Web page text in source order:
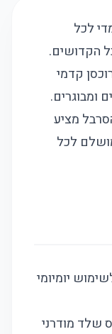
לכל
הקדושים.
קדמי
ומבוגרים.
מציע
לכל
יומיומי
שלד מודרני